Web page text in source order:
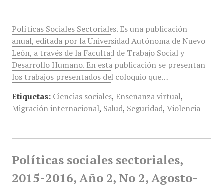
Políticas Sociales Sectoriales. Es una publicación
anual, editada por la Universidad Autónoma de Nuevo
León, a través de la Facultad de Trabajo Social y
Desarrollo Humano. En esta publicación se presentan
los trabajos presentados del coloquio que…
Etiquetas: Ciencias sociales, Enseñanza virtual,
Migración internacional, Salud, Seguridad, Violencia
Políticas sociales sectoriales,
2015-2016, Año 2, No 2, Agosto-